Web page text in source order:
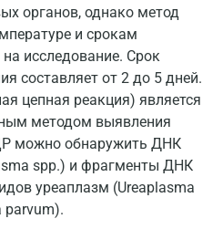
органов, однако метод
и срокам
исследование. Срок
составляет от 2 до 5 дней.
цепная реакция) является
методом выявления
можно обнаружить ДНК
spp.) и фрагменты ДНК
уреаплазм (Ureaplasma
parvum).